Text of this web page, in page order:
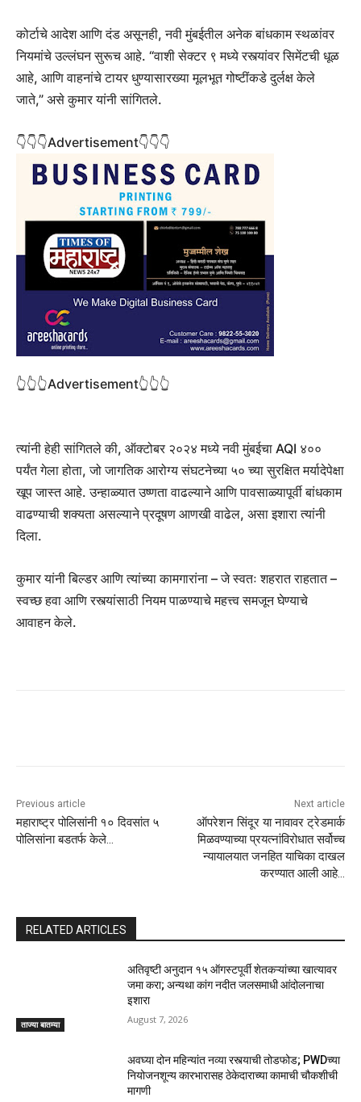
कोर्टाचे आदेश आणि दंड असूनही, नवी मुंबईतील अनेक बांधकाम स्थळांवर
नियमांचे उल्लंघन सुरूच आहे. “वाशी सेक्टर ९ मध्ये रस्त्यांवर सिमेंटची धूळ
आहे, आणि वाहनांचे टायर धुण्यासारख्या मूलभूत गोष्टींकडे दुर्लक्ष केले
जाते,” असे कुमार यांनी सांगितले.
👇👇👇Advertisement👇👇👇
👆👆👆Advertisement👆👆👆
त्यांनी हेही सांगितले की, ऑक्टोबर २०२४ मध्ये नवी मुंबईचा AQI ४००
पर्यंत गेला होता, जो जागतिक आरोग्य संघटनेच्या ५० च्या सुरक्षित मर्यादेपेक्षा
खूप जास्त आहे. उन्हाळ्यात उष्णता वाढल्याने आणि पावसाळ्यापूर्वी बांधकाम
वाढण्याची शक्यता असल्याने प्रदूषण आणखी वाढेल, असा इशारा त्यांनी
दिला.
कुमार यांनी बिल्डर आणि त्यांच्या कामगारांना – जे स्वतः शहरात राहतात –
स्वच्छ हवा आणि रस्त्यांसाठी नियम पाळण्याचे महत्त्व समजून घेण्याचे
आवाहन केले.
Previous article
महाराष्ट्र पोलिसांनी १० दिवसांत ५
पोलिसांना बडतर्फ केले…
Next article
ऑपरेशन सिंदूर या नावावर ट्रेडमार्क
मिळवण्याच्या प्रयत्नांविरोधात सर्वोच्च
न्यायालयात जनहित याचिका दाखल
करण्यात आली आहे…
RELATED ARTICLES
ताज्या बातम्या
अतिवृष्टी अनुदान १५ ऑगस्टपूर्वी शेतकऱ्यांच्या खात्यावर
जमा करा; अन्यथा कांग नदीत जलसमाधी आंदोलनाचा
इशारा
August 7, 2026
अवघ्या दोन महिन्यांत नव्या रस्त्याची तोडफोड; PWDच्या
नियोजनशून्य कारभारासह ठेकेदाराच्या कामाची चौकशीची
मागणी